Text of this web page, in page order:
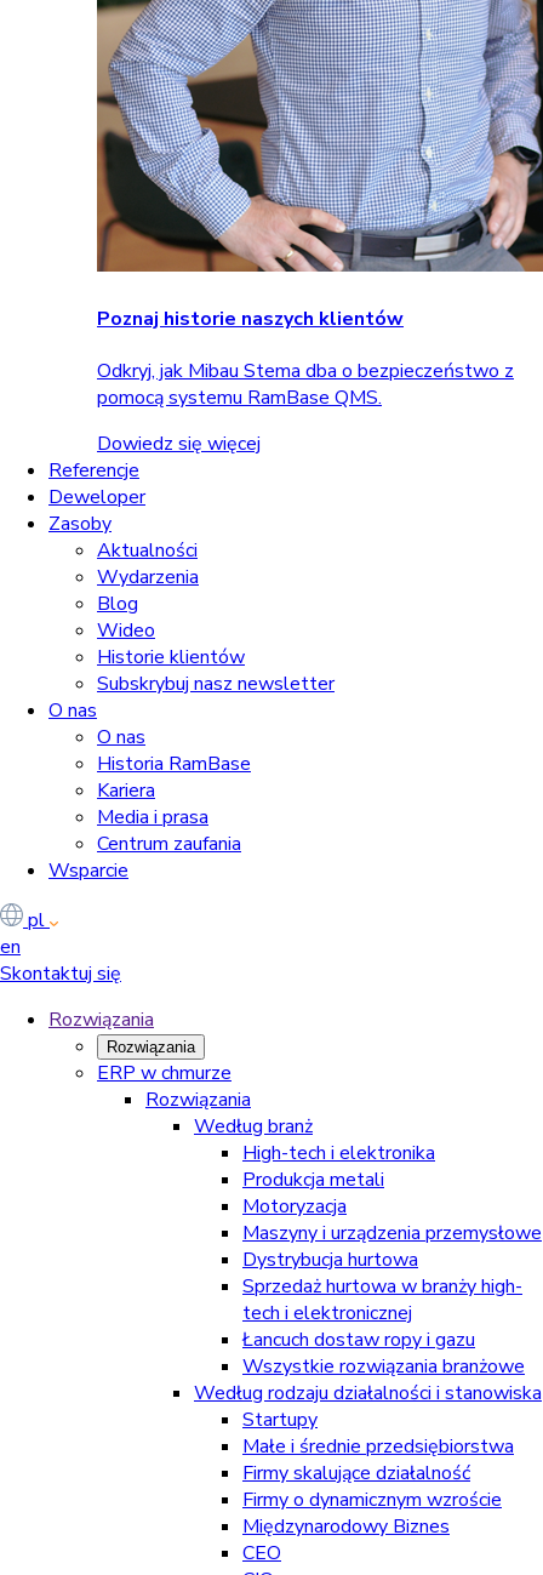
Poznaj historie naszych klientów
Odkryj, jak Mibau Stema dba o bezpieczeństwo z
pomocą systemu RamBase QMS.
Dowiedz się więcej
Referencje
Deweloper
Zasoby
Aktualności
Wydarzenia
Blog
Wideo
Historie klientów
Subskrybuj nasz newsletter
O nas
O nas
Historia RamBase
Kariera
Media i prasa
Centrum zaufania
Wsparcie
pl
en
Skontaktuj się
Rozwiązania
Rozwiązania
ERP w chmurze
Rozwiązania
Według branż
High-tech i elektronika
Produkcja metali
Motoryzacja
Maszyny i urządzenia przemysłowe
Dystrybucja hurtowa
Sprzedaż hurtowa w branży high-
tech i elektronicznej
Łancuch dostaw ropy i gazu
Wszystkie rozwiązania branżowe
Według rodzaju działalności i stanowiska
Startupy
Małe i średnie przedsiębiorstwa
Firmy skalujące działalność
Firmy o dynamicznym wzroście
Międzynarodowy Biznes
CEO